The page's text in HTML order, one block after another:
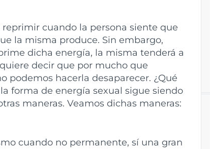
cuando la persona siente que
la misma produce. Sin embargo,
dicha energía, la misma tenderá a
decir que por mucho que
podemos hacerla desaparecer. ¿Qué
forma de energía sexual sigue siendo
maneras. Veamos dichas maneras:
cuando no permanente, sí una gran